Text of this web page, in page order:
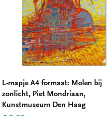
L-mapje A4 formaat: Molen bij
zonlicht, Piet Mondriaan,
Kunstmuseum Den Haag